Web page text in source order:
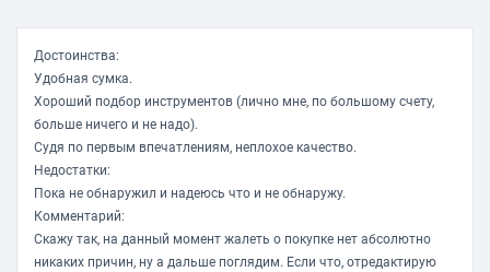
Достоинства:
Удобная сумка.
Хороший подбор инструментов (лично мне, по большому счету,
больше ничего и не надо).
Судя по первым впечатлениям, неплохое качество.
Недостатки:
Пока не обнаружил и надеюсь что и не обнаружу.
Комментарий:
Скажу так, на данный момент жалеть о покупке нет абсолютно
никаких причин, ну а дальше поглядим. Если что, отредактирую